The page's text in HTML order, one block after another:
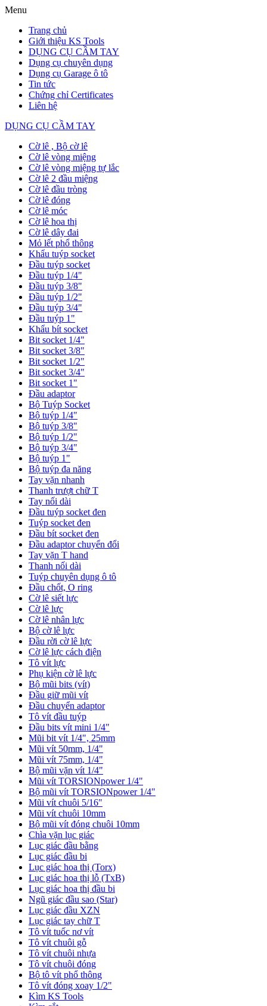
Menu
Trang chủ
Giới thiệu KS Tools
DỤNG CỤ CẦM TAY
Dụng cụ chuyên dụng
Dụng cụ Garage ô tô
Tin tức
Chứng chỉ Certificates
Liên hệ
DỤNG CỤ CẦM TAY
Cờ lê , Bộ cờ lê
Cờ lê vòng miệng
Cờ lê vòng miệng tự lắc
Cờ lê 2 đầu miệng
Cờ lê đầu tròng
Cờ lê đóng
Cờ lê móc
Cờ lê hoa thị
Cờ lê dây đai
Mỏ lết phổ thông
Khẩu tuýp socket
Đầu tuýp socket
Đầu tuýp 1/4"
Đầu tuýp 3/8"
Đầu tuýp 1/2"
Đầu tuýp 3/4"
Đầu tuýp 1"
Khẩu bít socket
Bit socket 1/4"
Bit socket 3/8"
Bit socket 1/2"
Bit socket 3/4"
Bit socket 1"
Đầu adaptor
Bộ Tuýp Socket
Bộ tuýp 1/4"
Bộ tuýp 3/8"
Bộ tuýp 1/2"
Bộ tuýp 3/4"
Bộ tuýp 1"
Bộ tuýp đa năng
Tay vặn nhanh
Thanh trượt chữ T
Tay nối dài
Đầu tuýp socket đen
Tuýp socket đen
Đầu bít socket đen
Đầu adaptor chuyển đổi
Tay vặn T hand
Thanh nối dài
Tuýp chuyên dụng ô tô
Đầu chốt, O ring
Cờ lê siết lực
Cờ lê lực
Cờ lê nhân lực
Bộ cờ lê lực
Đầu rời cờ lê lực
Cờ lê lực cách điện
Tô vít lực
Phụ kiện cờ lê lực
Bộ mũi bits (vít)
Đầu giữ mũi vít
Đầu chuyển adaptor
Tô vít đầu tuýp
Đầu bits vít mini 1/4"
Mũi bit vít 1/4", 25mm
Mũi vít 50mm, 1/4"
Mũi vít 75mm, 1/4"
Bộ mũi vặn vít 1/4"
Mũi vít TORSIONpower 1/4"
Bộ mũi vít TORSIONpower 1/4"
Mũi vít chuôi 5/16"
Mũi vít chuôi 10mm
Bộ mũi vít đóng chuôi 10mm
Chìa vặn lục giác
Lục giác đầu bằng
Lục giác đầu bi
Lục giác hoa thị (Torx)
Lục giác hoa thị lỗ (TxB)
Lục giác hoa thị đầu bi
Ngũ giác đầu sao (Star)
Lục giác đầu XZN
Lục giác tay chữ T
Tô vít tuốc nơ vít
Tô vít chuôi gỗ
Tô vít chuôi nhựa
Tô vít chuôi đóng
Bộ tô vít phổ thông
Tô vít đóng xoay 1/2"
Kìm KS Tools